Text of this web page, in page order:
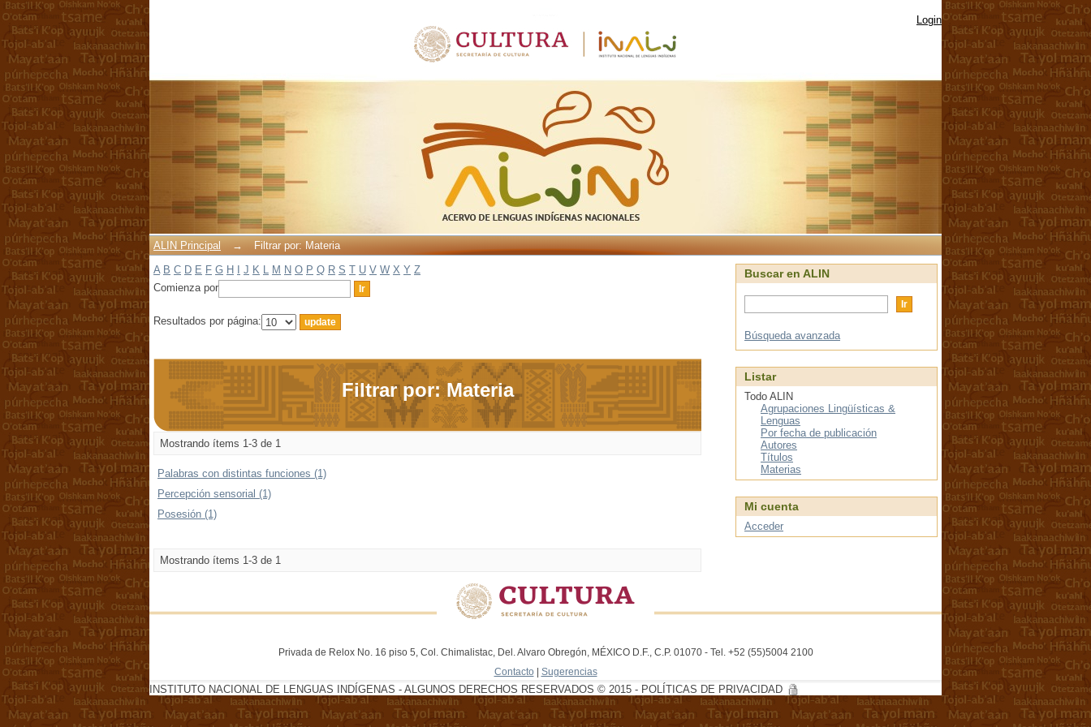
Login
ALIN Principal →
Filtrar por: Materia
A B C D E F G H J K L M N O P Q R S T U V W X Y Z
Comienza por
Resultados por página:
Filtrar por: Materia
Mostrando ítems 1-3 de 1
Palabras con distintas funciones (1)
Percepción sensorial (1)
Posesión (1)
Mostrando ítems 1-3 de 1
Buscar en ALIN
Búsqueda avanzada
Listar
Todo ALIN
Agrupaciones Lingüísticas &
Lenguas
Por fecha de publicación
Autores
Títulos
Materias
Mi cuenta
Acceder
Privada de Relox No. 16 piso 5, Col. Chimalistac, Del. Alvaro Obregón, MÉXICO D.F., C.P. 01070 - Tel. +52 (55)5004 2100
Contacto | Sugerencias
INSTITUTO NACIONAL DE LENGUAS INDÍGENAS - ALGUNOS DERECHOS RESERVADOS © 2015 - POLÍTICAS DE PRIVACIDAD